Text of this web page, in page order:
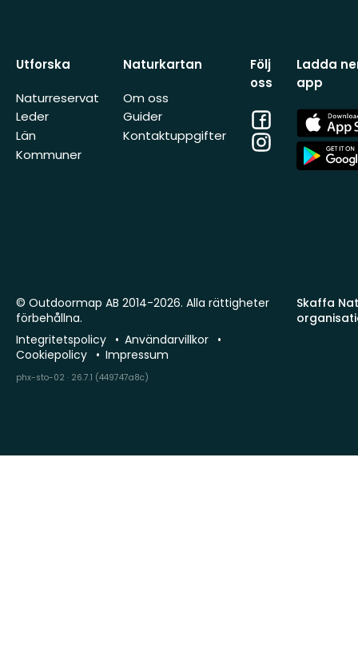
Utforska
Naturreservat
Leder
Län
Kommuner
Naturkartan
Om oss
Guider
Kontaktuppgifter
Följ
oss
Facebook
Instagram
Ladda
app
App
Store
App
Store
Skaffa
© Outdoormap AB 2014-2026. Alla rättigheter
förbehållna.
Integritetspolicy
Användarvillkor
Cookiepolicy
Impressum
phx-sto-02 · 26.7.1 (449747a8c)